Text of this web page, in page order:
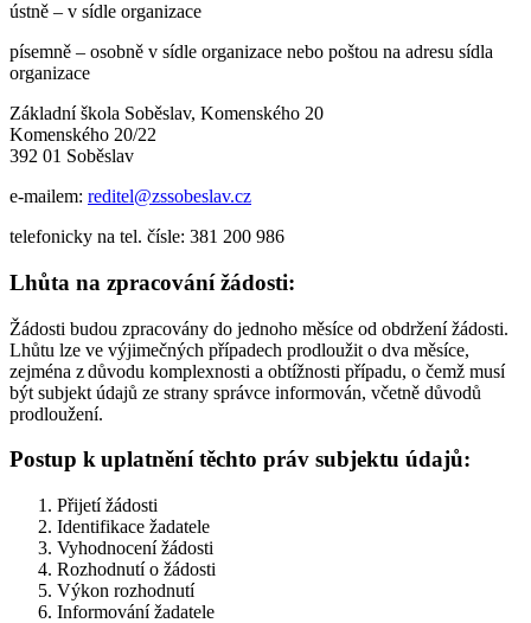
ústně – v sídle organizace
písemně – osobně v sídle organizace nebo poštou na adresu sídla
organizace
Základní škola Soběslav, Komenského 20
Komenského 20/22
392 01 Soběslav
e-mailem: reditel@zssobeslav.cz
telefonicky na tel. čísle: 381 200 986
Lhůta na zpracování žádosti:
Žádosti budou zpracovány do jednoho měsíce od obdržení žádosti.
Lhůtu lze ve výjimečných případech prodloužit o dva měsíce,
zejména z důvodu komplexnosti a obtížnosti případu, o čemž musí
být subjekt údajů ze strany správce informován, včetně důvodů
prodloužení.
Postup k uplatnění těchto práv subjektu údajů:
Přijetí žádosti
Identifikace žadatele
Vyhodnocení žádosti
Rozhodnutí o žádosti
Výkon rozhodnutí
Informování žadatele